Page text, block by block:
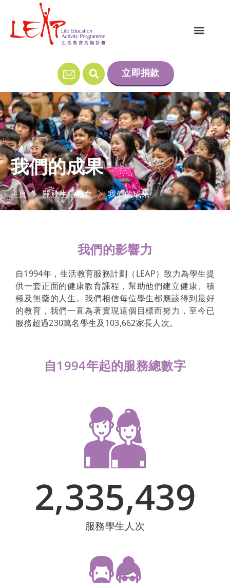
立即捐款
我們的成果
主頁 關於生活教育 我們的成果
我們的影響力
自1994年，生活教育服務計劃（LEAP）致力為學生提
供一套正面的健康教育課程，幫助他們建立健康、積
極及無藥的人生。我們相信每位學生都應該得到最好
的教育，我們一直為著實現這個目標而努力，至今已
服務超過230萬名學生及103,662家長人次。
自1994年起的服務總數字
服務學生人次
2,335,439